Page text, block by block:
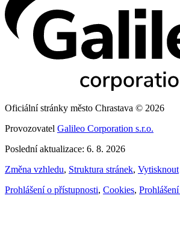
Oficiální stránky město Chrastava © 2026
Provozovatel Galileo Corporation s.r.o.
Poslední aktualizace: 6. 8. 2026
Změna vzhledu, Struktura stránek, Vytisknout
Prohlášení o přístupnosti, Cookies,